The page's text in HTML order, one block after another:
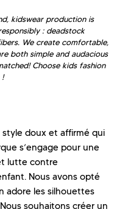
kidswear production is
: deadstock
We create comfortable,
both simple and audacious
Choose kids fashion
!
style doux et affirmé qui
s’engage pour une
lutte contre
Nous avons opté
adore les silhouettes
souhaitons créer un